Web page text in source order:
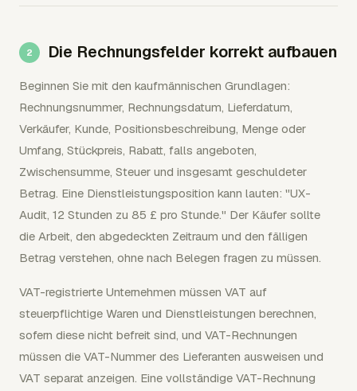
Die Rechnungsfelder korrekt aufbauen
Beginnen Sie mit den kaufmännischen Grundlagen:
Rechnungsnummer, Rechnungsdatum, Lieferdatum,
Verkäufer, Kunde, Positionsbeschreibung, Menge oder
Umfang, Stückpreis, Rabatt, falls angeboten,
Zwischensumme, Steuer und insgesamt geschuldeter
Betrag. Eine Dienstleistungsposition kann lauten: "UX-
Audit, 12 Stunden zu 85 £ pro Stunde." Der Käufer sollte
die Arbeit, den abgedeckten Zeitraum und den fälligen
Betrag verstehen, ohne nach Belegen fragen zu müssen.
VAT-registrierte Unternehmen müssen VAT auf
steuerpflichtige Waren und Dienstleistungen berechnen,
sofern diese nicht befreit sind, und VAT-Rechnungen
müssen die VAT-Nummer des Lieferanten ausweisen und
VAT separat anzeigen. Eine vollständige VAT-Rechnung